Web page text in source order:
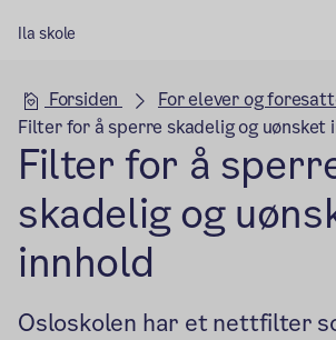
Ila skole
Hovedseksjon
Forsiden
For elever og
Filter for å sperre skadelig og uønsket
Filter for å
skadelig og
innhold
Osloskolen har et nettfilter